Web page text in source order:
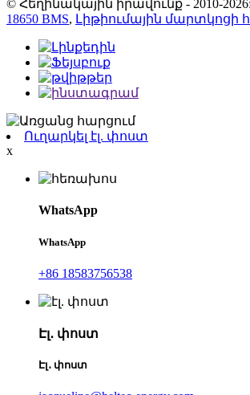
© Հեղինակային իրավունք - 2010-
18650 BMS, Լիթիումային մարտկոցի
Ուղարկել էլ. փոստ
x
WhatsApp
WhatsApp
+86 18583756538
Էլ․ փոստ
Էլ․ փոստ